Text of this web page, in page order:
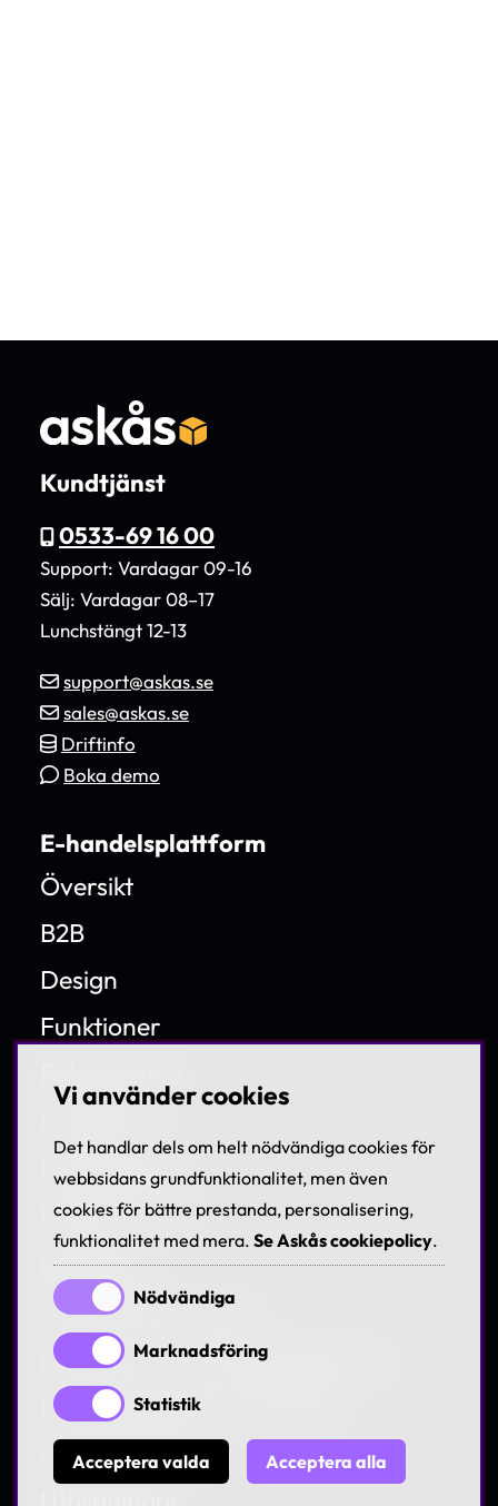
Kundtjänst
0533-69 16 00
Support: Vardagar 09-16
Sälj: Vardagar 08–17
Lunchstängt 12-13
support@askas.se
sales@askas.se
Driftinfo
Boka demo
E-handelsplattform
Översikt
B2B
Design
Funktioner
Integrationer
Release notes
Kunskap
Teknisk information
Så byter du e-handelsplattform
Nya marknader med Askås
Askås Webinar
Vi använder cookies
Det handlar dels om helt nödvändiga cookies för
webbsidans grundfunktionalitet, men även
cookies för bättre prestanda, personalisering,
funktionalitet med mera. Se Askås cookiepolicy.
Nödvändiga
Marknadsföring
Statistik
Acceptera valda Acceptera alla